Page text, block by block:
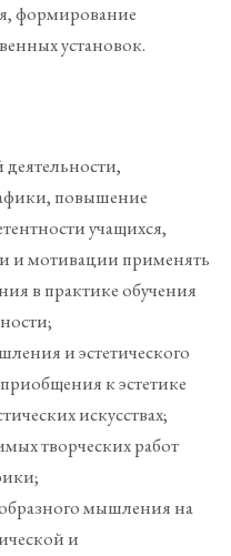
формирование
установок.
повышение
учащихся,
и мотивации применять
в практике обучения
и эстетического
к эстетике
искусствах;
творческих работ
мышления на
и